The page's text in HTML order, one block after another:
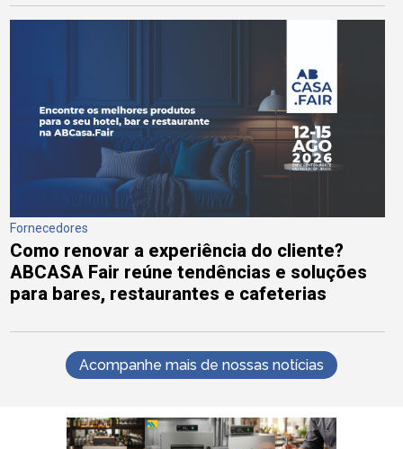
Fornecedores
Como renovar a experiência do cliente?
ABCASA Fair reúne tendências e soluções
para bares, restaurantes e cafeterias
Acompanhe mais de nossas notícias